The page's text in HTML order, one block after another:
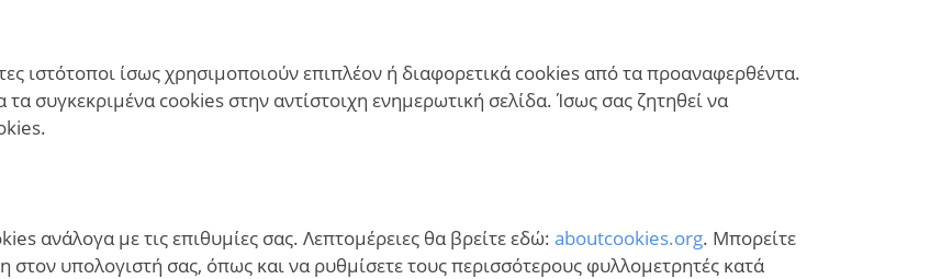
ιστότοποι ίσως χρησιμοποιούν επιπλέον ή διαφορετικά cookies από τα προαναφερθέντα.
συγκεκριμένα cookies στην αντίστοιχη ενημερωτική σελίδα. Ίσως σας ζητηθεί να
ανάλογα με τις επιθυμίες σας. Λεπτομέρειες θα βρείτε εδώ: aboutcookies.org. Μπορείτε
υπολογιστή σας, όπως και να ρυθμίσετε τους περισσότερους φυλλομετρητές κατά